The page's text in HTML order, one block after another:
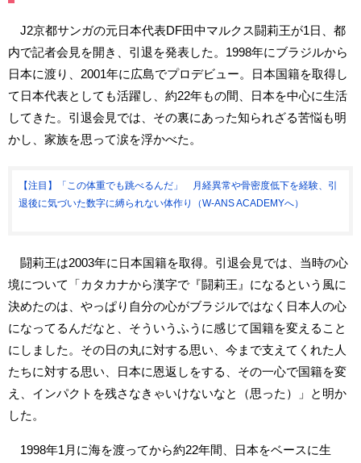
J2京都サンガの元日本代表DF田中マルクス闘莉王が1日、都
内で記者会見を開き、引退を発表した。1998年にブラジルから
日本に渡り、2001年に広島でプロデビュー。日本国籍を取得し
て日本代表としても活躍し、約22年もの間、日本を中心に生活
してきた。引退会見では、その裏にあった知られざる苦悩も明
かし、家族を思って涙を浮かべた。
【注目】「この体重でも跳べるんだ」 月経異常や骨密度低下を経験、引
退後に気づいた数字に縛られない体作り（W-ANS ACADEMYへ）
闘莉王は2003年に日本国籍を取得。引退会見では、当時の心
境について「カタカナから漢字で『闘莉王』になるという風に
決めたのは、やっぱり自分の心がブラジルではなく日本人の心
になってるんだなと、そういうふうに感じて国籍を変えること
にしました。その日の丸に対する思い、今まで支えてくれた人
たちに対する思い、日本に恩返しをする、その一心で国籍を変
え、インパクトを残さなきゃいけないなと（思った）」と明か
した。
1998年1月に海を渡ってから約22年間、日本をベースに生